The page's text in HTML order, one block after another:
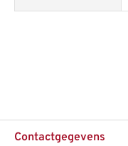
Contactgegevens